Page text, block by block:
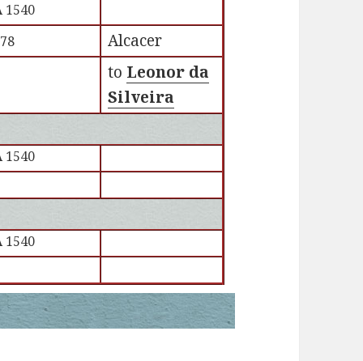
1540
Alcacer
to Leonor da
Silveira
1540
1540